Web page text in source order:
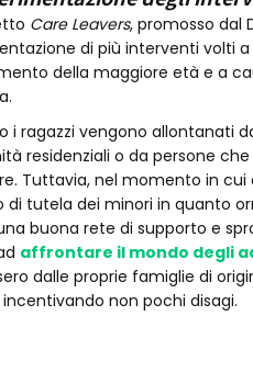
Care Leavers, promosso dal
di più interventi volti a
della maggiore età e a
i ragazzi vengono allontanati
residenziali o da persone
Tuttavia, nel momento in
di tutela dei minori in quanto
buona rete di supporto e
affrontare il mondo degli
dalle proprie famiglie di
incentivando non pochi disagi.